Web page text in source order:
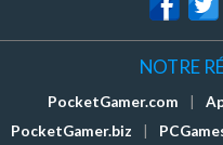
NOTRE
PocketGamer.com
PocketGamer.biz